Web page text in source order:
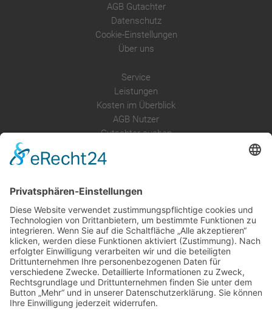
AGB Gutachter
Datenschutz
Cookie-Einstellungen
Über uns
Service
Leistungen
Kosten im Überblick
AGB Nutzer
Gutachter suchen
Anfrage
Presse
Partner: Der DGuSV
als Gutachter eintragen
Infos für Suchende